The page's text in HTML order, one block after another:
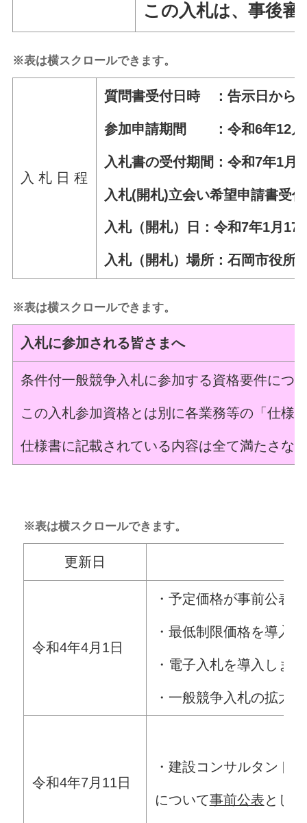
この入札は、事後
※表は横スクロールできます。
入 札 日 程
質問書受付日時 ：告示日から
参加申請期間 ：令和6年12月
入札書の受付期間：令和7年1月
入札(開札)立会い希望申請書受
入札（開札）日：令和7年1月17
入札（開札）場所：石岡市役
※表は横スクロールできます。
入札に参加される皆さまへ
条件付一般競争入札に参加する資格要件につ
この入札参加資格とは別に各業務等の「仕様
仕様書に記載されている内容は全て満たさな
※表は横スクロールできます。
更新日
令和4年4月1日
・予定価格が事前公表
・最低制限価格を導入
・電子入札を導入しま
・一般競争入札の拡大
令和4年7月11日
・建設コンサルタント
について事前公表とし